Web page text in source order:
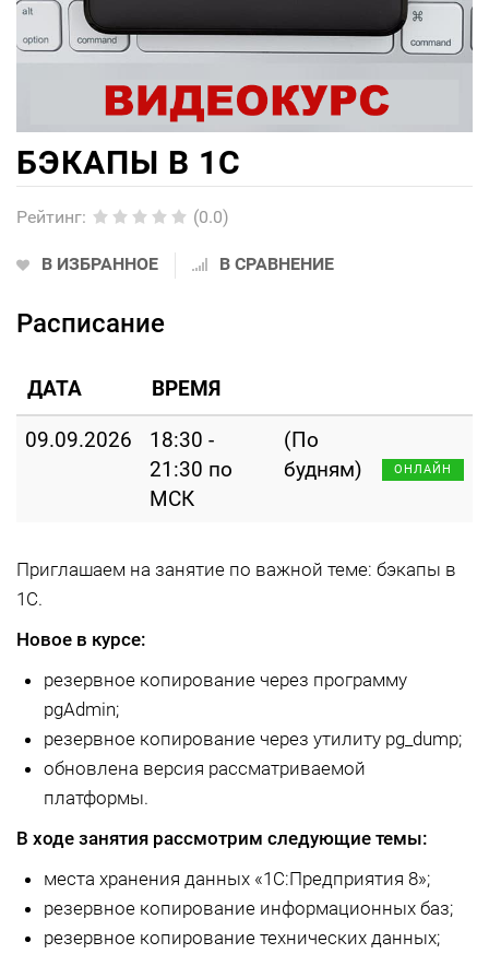
БЭКАПЫ В 1С
Рейтинг: (0.0)
В ИЗБРАННОЕ В СРАВНЕНИЕ
Расписание
ДАТА ВРЕМЯ
09.09.2026
18:30 -
21:30 по
МСК
(По
будням)
ОНЛАЙН
Приглашаем на занятие по важной теме: бэкапы в
1С.
Новое в курсе:
резервное копирование через программу
pgAdmin;
резервное копирование через утилиту pg_dump;
обновлена версия рассматриваемой
платформы.
В ходе занятия рассмотрим следующие темы:
места хранения данных «1С:Предприятия 8»;
резервное копирование информационных баз;
резервное копирование технических данных;